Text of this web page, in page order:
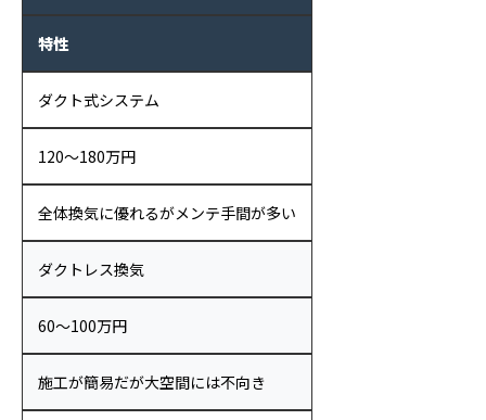
特性
ダクト式システム
120〜180万円
全体換気に優れるがメンテ手間が多い
ダクトレス換気
60〜100万円
施工が簡易だが大空間には不向き